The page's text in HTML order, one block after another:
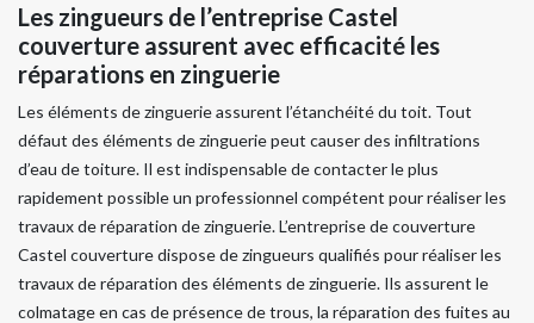
Les zingueurs de l’entreprise Castel
couverture assurent avec efficacité les
réparations en zinguerie
Les éléments de zinguerie assurent l’étanchéité du toit. Tout
défaut des éléments de zinguerie peut causer des infiltrations
d’eau de toiture. Il est indispensable de contacter le plus
rapidement possible un professionnel compétent pour réaliser les
travaux de réparation de zinguerie. L’entreprise de couverture
Castel couverture dispose de zingueurs qualifiés pour réaliser les
travaux de réparation des éléments de zinguerie. Ils assurent le
colmatage en cas de présence de trous, la réparation des fuites au